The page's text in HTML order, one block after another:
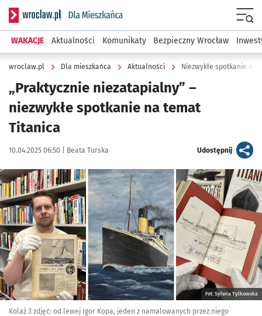
Serwis informacyjny wroclaw.pl podserwis: Dla mieszkańca
WAKACJE Aktualności Komunikaty Bezpieczny Wrocław
wroclaw.pl Dla mieszkańca Aktualności Niezwykłe spotkanie na
„Praktycznie niezatapialny” –
niezwykłe spotkanie na temat
Titanica
Data publikacji:
10.04.2025 06:50 | Autor:
Beata Turska Udostępnijartykuł
Kliknij, aby zobaczyć galerię
Fot. Sylwia Tylkowska
Kolaż 3 zdjęć: od lewej Igor Kopa, jeden z namalowanych przez niego